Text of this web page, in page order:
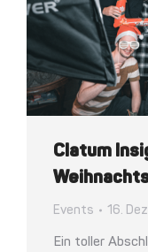
Clatum
Events 16.
Ein toller